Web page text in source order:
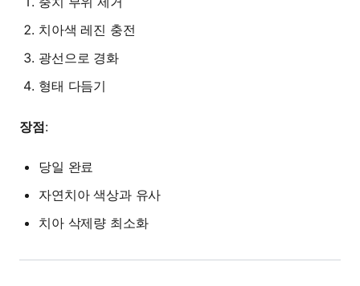
치아색 레진 충전
광선으로 경화
형태 다듬기
장점:
당일 완료
자연치아 색상과 유사
치아 삭제량 최소화